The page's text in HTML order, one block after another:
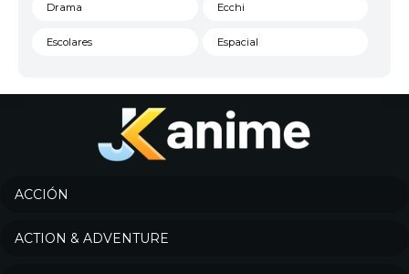
Drama Ecchi
Escolares Espacial
Historico
Josei
ACCIÓN
ACTION & ADVENTURE